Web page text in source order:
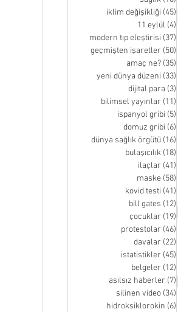
iklim değişikliği (45)
11 eylül (4)
modern tıp eleştirisi (37)
geçmişten işaretler (50)
amaç ne? (35)
yeni dünya düzeni (33)
dijital para (3)
bilimsel yayınlar (11)
ispanyol gribi (5)
domuz gribi (6)
dünya sağlık örgütü (16)
bulaşıcılık (18)
ilaçlar (41)
maske (58)
kovid testi (41)
bill gates (12)
çocuklar (19)
protestolar (46)
davalar (22)
istatistikler (45)
belgeler (12)
asılsız haberler (7)
silinen video (34)
hidroksiklorokin (6)